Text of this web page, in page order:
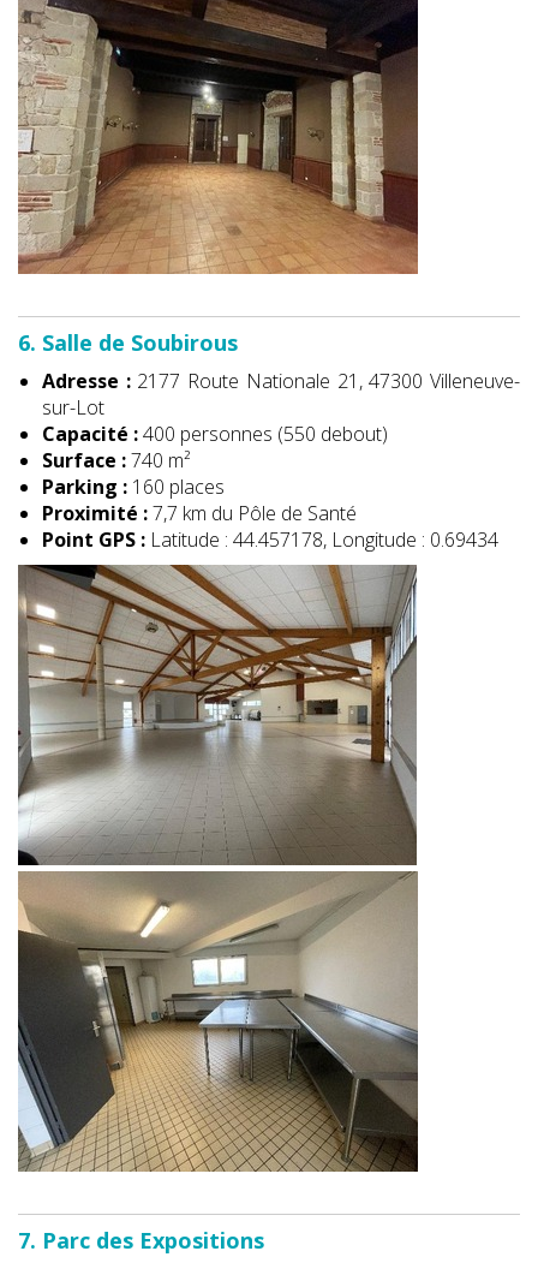
6. Salle de Soubirous
Adresse :2177 Route Nationale 21, 47300 Villeneuve-
sur-Lot
Capacité :400 personnes (550 debout)
Surface :740 m²
Parking : 160 places
Proximité :7,7 km du Pôle de Santé
Point GPS : Latitude : 44.457178, Longitude : 0.69434
7. Parc des Expositions